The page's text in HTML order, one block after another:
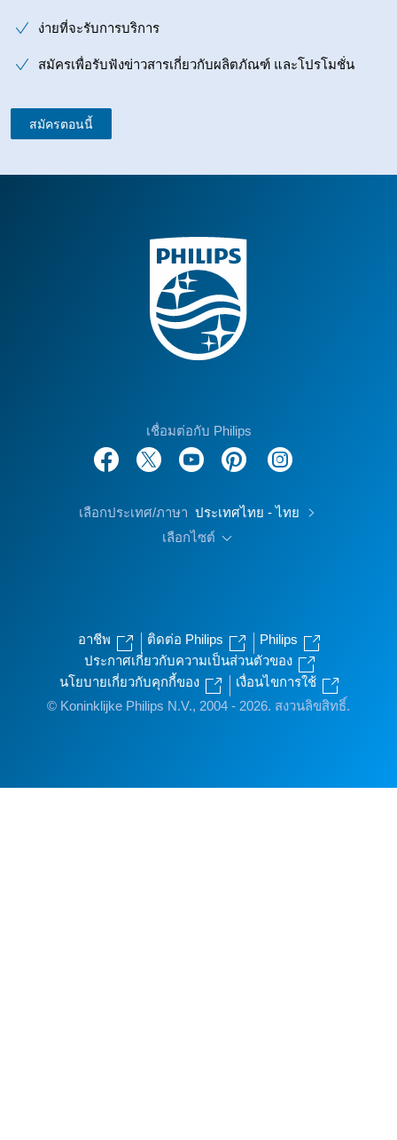
ง่ายที่จะรับการบริการ
สมัครเพื่อรับฟังข่าวสารเกี่ยวกับผลิตภัณฑ์ และโปรโมชั่น
สมัครตอนนี้
เชื่อมต่อกับ Philips
เลือกประเทศ/ภาษา ประเทศไทย - ไทย
เลือกไซต์
อาชีพ ติดต่อ Philips
Philips
ประกาศเกี่ยวกับความเป็นส่วนตัวของ
นโยบายเกี่ยวกับคุกกี้ของ
เงื่อนไขการใช้
© Koninklijke Philips N.V., 2004 - 2026. สงวนลิขสิทธิ์.